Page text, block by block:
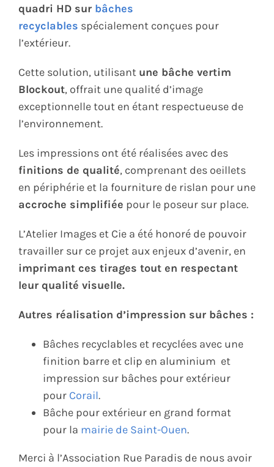
quadri HD sur bâches
recyclables spécialement conçues pour
l’extérieur.
Cette solution, utilisant une bâche vertim
Blockout, offrait une qualité d’image
exceptionnelle tout en étant respectueuse de
l’environnement.
Les impressions ont été réalisées avec des
finitions de qualité, comprenant des oeillets
en périphérie et la fourniture de rislan pour une
accroche simplifiée pour le poseur sur place.
L’Atelier Images et Cie a été honoré de pouvoir
travailler sur ce projet aux enjeux d’avenir, en
imprimant ces tirages tout en respectant
leur qualité visuelle.
Autres réalisation d’impression sur bâches :
Bâches recyclables et recyclées avec une
finition barre et clip en aluminium et
impression sur bâches pour extérieur
pour Corail.
Bâche pour extérieur en grand format
pour la mairie de Saint-Ouen.
Merci à l’Association Rue Paradis de nous avoir